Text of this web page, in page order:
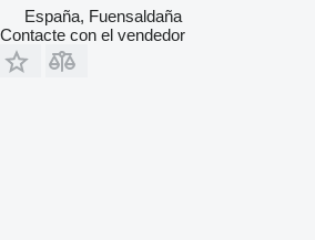
España, Fuensaldaña
Contacte con el vendedor